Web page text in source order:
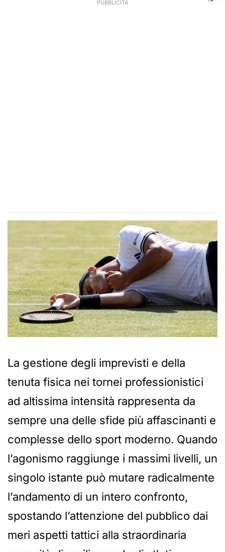
La gestione degli imprevisti e della
tenuta fisica nei tornei professionistici
ad altissima intensità rappresenta da
sempre una delle sfide più affascinanti e
complesse dello sport moderno. Quando
l’agonismo raggiunge i massimi livelli, un
singolo istante può mutare radicalmente
l’andamento di un intero confronto,
spostando l’attenzione del pubblico dai
meri aspetti tattici alla straordinaria